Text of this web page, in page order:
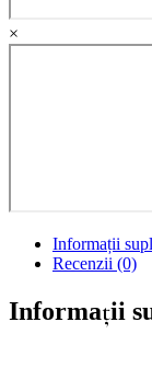
×
Informații
Recenzii (0)
Informații